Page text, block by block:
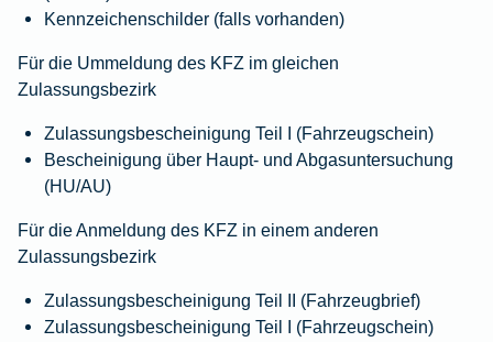
Kennzeichenschilder (falls vorhanden)
Für die Ummeldung des KFZ im gleichen
Zulassungsbezirk
Zulassungsbescheinigung Teil I (Fahrzeugschein)
Bescheinigung über Haupt- und Abgas­unter­suchung
(HU/AU)
Für die Anmeldung des KFZ in einem anderen
Zulassungsbezirk
Zulassungsbescheinigung Teil II (Fahrzeugbrief)
Zulassungsbescheinigung Teil I (Fahrzeugschein)